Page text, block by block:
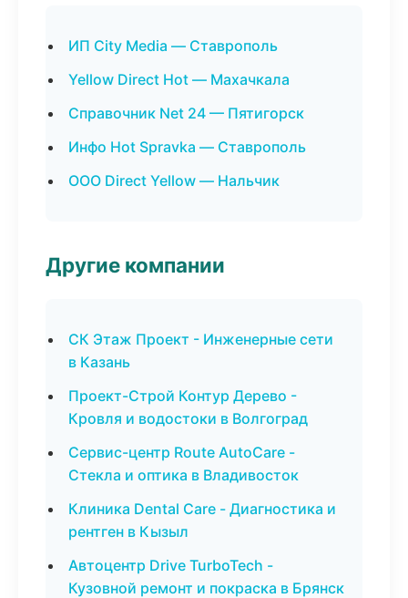
ИП City Media — Ставрополь
Yellow Direct Hot — Махачкала
Справочник Net 24 — Пятигорск
Инфо Hot Spravka — Ставрополь
ООО Direct Yellow — Нальчик
Другие компании
СК Этаж Проект - Инженерные сети
в Казань
Проект-Строй Контур Дерево -
Кровля и водостоки в Волгоград
Сервис-центр Route AutoCare -
Стекла и оптика в Владивосток
Клиника Dental Care - Диагностика и
рентген в Кызыл
Автоцентр Drive TurboTech -
Кузовной ремонт и покраска в Брянск